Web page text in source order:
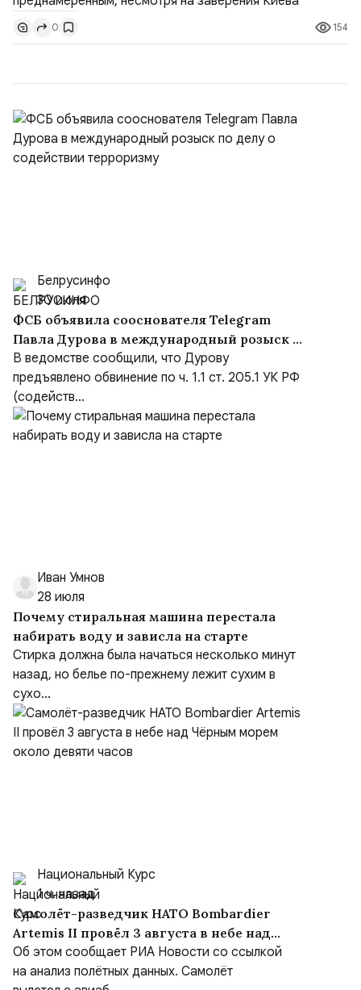
конференции в Тегеране 3 августа.Иранская сторона
ожидает от Украины практических шагов, которые
подтвер...
0 154
Белрусинфо
30 июля
ФСБ объявила сооснователя Telegram
Павла Дурова в международный розыск по
делу о содействии терроризму
В ведомстве сообщили, что Дурову
предъявлено обвинение по ч. 1.1 ст. 205.1 УК РФ
(содейств...
Иван Умнов
28 июля
Почему стиральная машина перестала
набирать воду и зависла на старте
Стирка должна была начаться несколько минут
назад, но белье по-прежнему лежит сухим в
сухо...
Национальный Курс
1 ч. назад
Самолёт-разведчик НАТО Bombardier
Artemis II провёл 3 августа в небе над
Чёрным морем около девяти часов
Об этом сообщает РИА Новости со ссылкой
на анализ полётных данных. Самолёт